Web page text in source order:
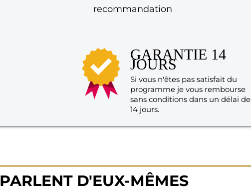
recommandation
GARANTIE 14
JOURS
Si vous n'êtes pas satisfait du
programme je vous rembourse
sans conditions dans un délai de
14 jours.
PARLENT D'EUX-MÊMES